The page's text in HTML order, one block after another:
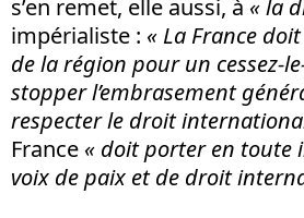
s’en remet, elle aussi, à « la
impérialiste : « La France
de la région pour un cessez-
stopper l’embrasement
respecter le droit
France « doit porter en toute
voix de paix et de droit